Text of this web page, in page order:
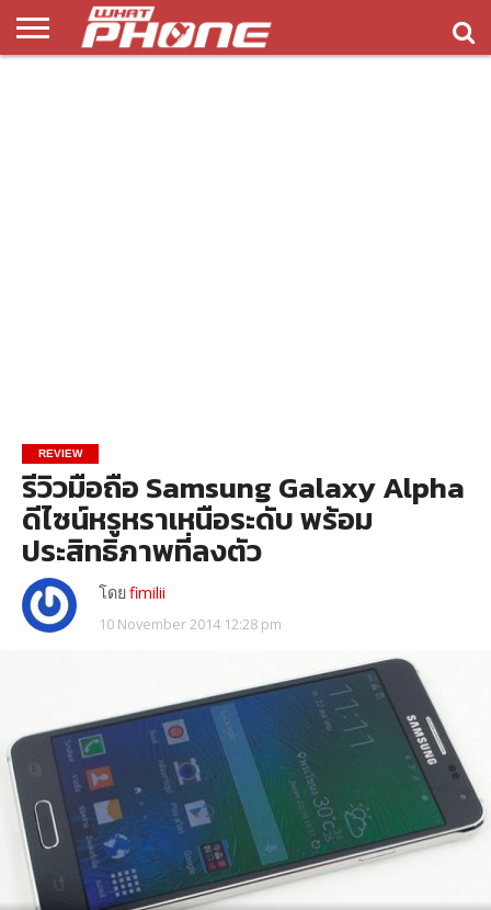
REVIEW
รีวิวมือถือ Samsung Galaxy Alpha
ดีไซน์หรูหราเหนือระดับ พร้อม
ประสิทธิภาพที่ลงตัว
โดยfimilii
10 November 2014 12:28 pm